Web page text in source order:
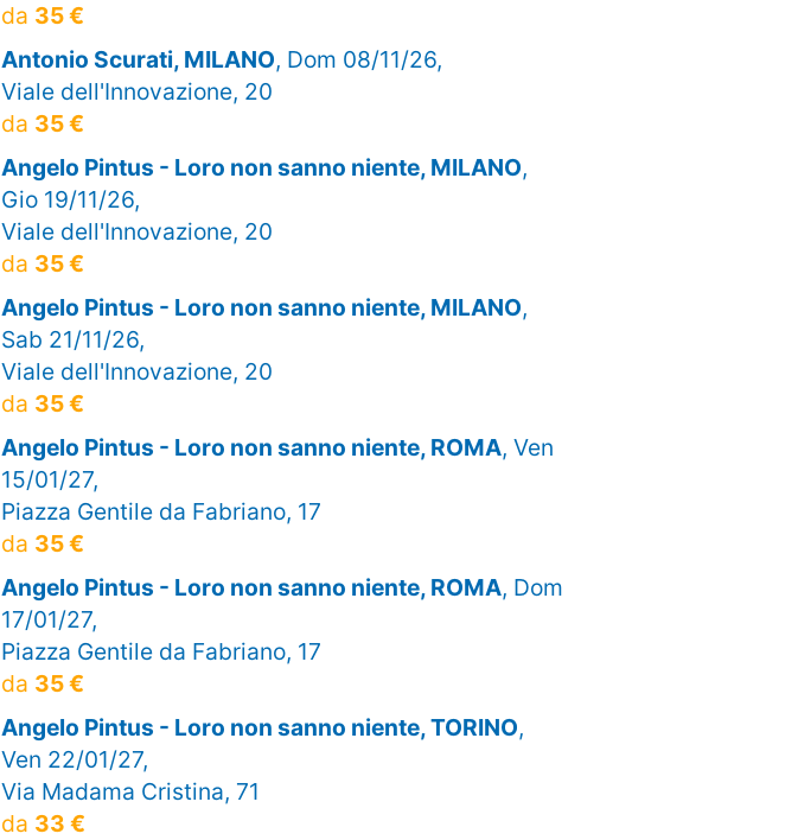
da 35 €
Antonio Scurati, MILANO, Dom 08/11/26,
Viale dell'Innovazione, 20
da 35 €
Angelo Pintus - Loro non sanno niente, MILANO,
Gio 19/11/26,
Viale dell'Innovazione, 20
da 35 €
Angelo Pintus - Loro non sanno niente, MILANO,
Sab 21/11/26,
Viale dell'Innovazione, 20
da 35 €
Angelo Pintus - Loro non sanno niente, ROMA, Ven
15/01/27,
Piazza Gentile da Fabriano, 17
da 35 €
Angelo Pintus - Loro non sanno niente, ROMA, Dom
17/01/27,
Piazza Gentile da Fabriano, 17
da 35 €
Angelo Pintus - Loro non sanno niente, TORINO,
Ven 22/01/27,
Via Madama Cristina, 71
da 33 €